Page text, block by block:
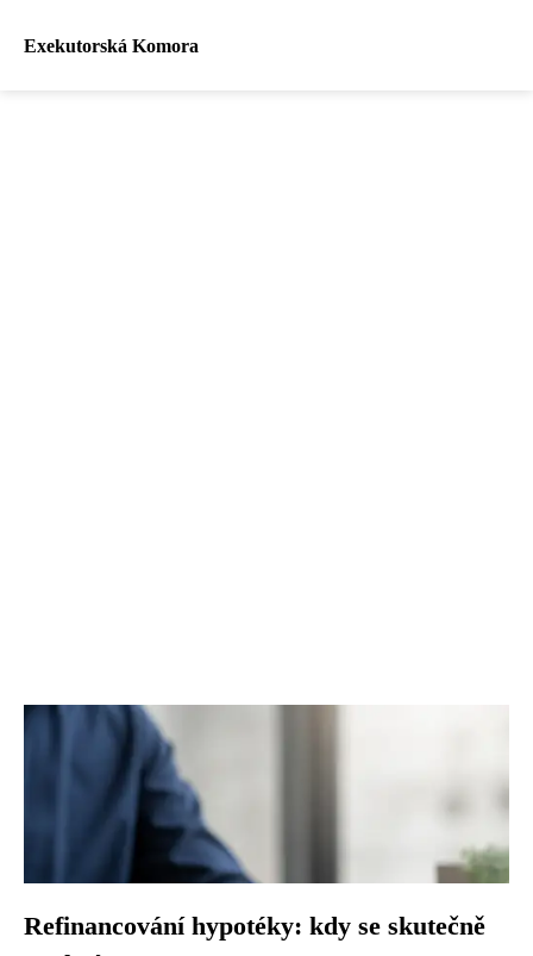
Exekutorská Komora
Refinancování hypotéky: kdy se skutečně